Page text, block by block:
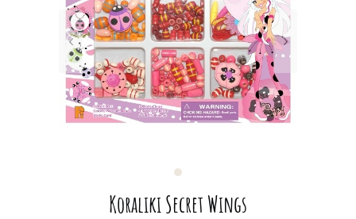
Koraliki Secret Wings